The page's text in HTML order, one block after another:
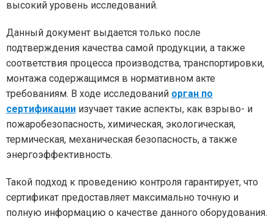
высокий уровень исследований.
Данный документ выдается только после
подтверждения качества самой продукции, а также
соответствия процесса производства, транспортировки,
монтажа содержащимся в нормативном акте
требованиям. В ходе исследований орган по
сертификации изучает такие аспекты, как взрыво- и
пожаробезопасность, химическая, экологическая,
термическая, механическая безопасность, а также
энергоэффективность.
Такой подход к проведению контроля гарантирует, что
сертификат предоставляет максимально точную и
полную информацию о качестве данного оборудования.